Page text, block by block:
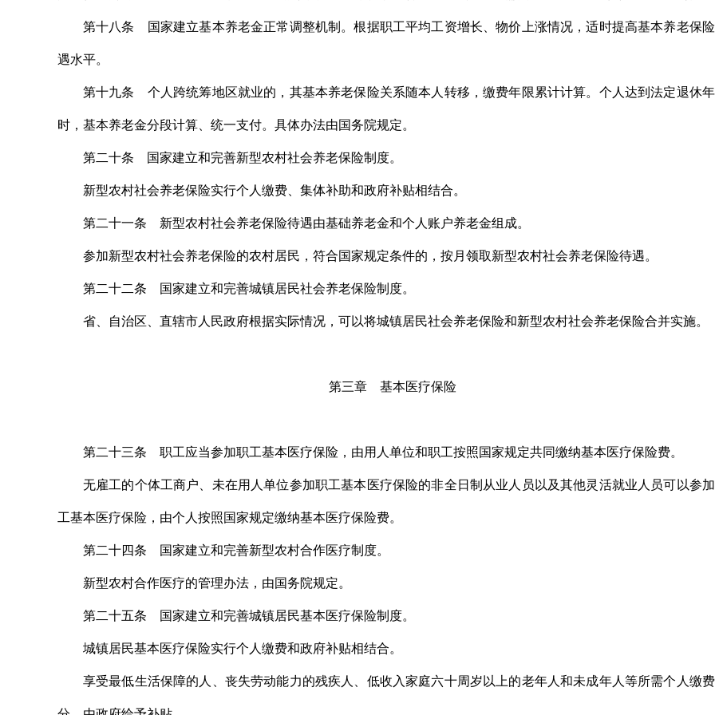
第十八条 国家建立基本养老金正常调整机制。根据职工平均工资增长、物价上涨情况，适时提高基本养老保
遇水平。
第十九条 个人跨统筹地区就业的，其基本养老保险关系随本人转移，缴费年限累计计算。个人达到法定退休
时，基本养老金分段计算、统一支付。具体办法由国务院规定。
第二十条 国家建立和完善新型农村社会养老保险制度。
新型农村社会养老保险实行个人缴费、集体补助和政府补贴相结合。
第二十一条 新型农村社会养老保险待遇由基础养老金和个人账户养老金组成。
参加新型农村社会养老保险的农村居民，符合国家规定条件的，按月领取新型农村社会养老保险待遇。
第二十二条 国家建立和完善城镇居民社会养老保险制度。
省、自治区、直辖市人民政府根据实际情况，可以将城镇居民社会养老保险和新型农村社会养老保险合并实施。
第三章 基本医疗保险
第二十三条 职工应当参加职工基本医疗保险，由用人单位和职工按照国家规定共同缴纳基本医疗保险费。
无雇工的个体工商户、未在用人单位参加职工基本医疗保险的非全日制从业人员以及其他灵活就业人员可以参
工基本医疗保险，由个人按照国家规定缴纳基本医疗保险费。
第二十四条 国家建立和完善新型农村合作医疗制度。
新型农村合作医疗的管理办法，由国务院规定。
第二十五条 国家建立和完善城镇居民基本医疗保险制度。
城镇居民基本医疗保险实行个人缴费和政府补贴相结合。
享受最低生活保障的人、丧失劳动能力的残疾人、低收入家庭六十周岁以上的老年人和未成年人等所需个人缴